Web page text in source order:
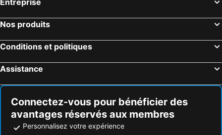
Manchester, Angleterre Hôtels
Whitby, Angleterre Hôtels
Blackpool, Angleterre Hôtels
Scarborough, Angleterre Hôtels
Nos produits
Conditions et politiques
Assistance
Connectez-vous pour bénéficier des
avantages réservés aux membres
Personnalisez votre expérience